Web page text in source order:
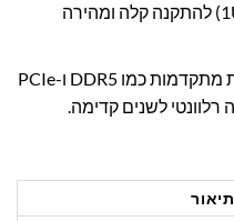
ומסילות הרכבה (1U/2U/3U/4U) להתקנה קלה ומהירה
תמיכה בטכנולוגיות מתקדמות כמו DDR5 ו-PCIe
תיאור